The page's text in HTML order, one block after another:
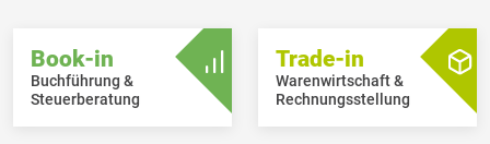
Book-in
Buchführung &
Steuerberatung
Trade-in
Warenwirtschaft &
Rechnungsstellung